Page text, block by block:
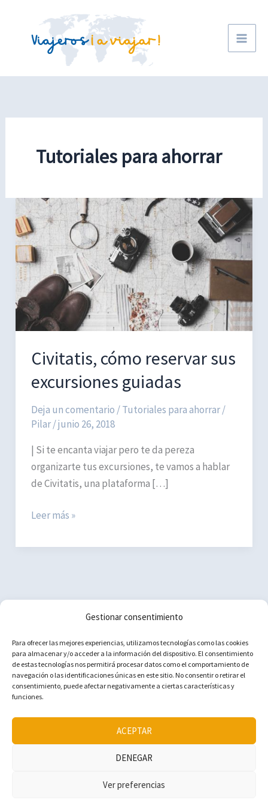
Gestionar consentimiento
Para ofrecer las mejores experiencias, utilizamos tecnologías como las cookies
para almacenar y/o acceder a la información del dispositivo. El consentimiento
de estas tecnologías nos permitirá procesar datos como el comportamiento de
navegación o las identificaciones únicas en este sitio. No consentir o retirar el
consentimiento, puede afectar negativamente a ciertas características y
funciones.
ACEPTAR
DENEGAR
Ver preferencias
contenido
Tutoriales para ahorrar
Civitatis, cómo reservar sus
excursiones guiadas
Deja un comentario /Tutoriales para ahorrar/
Pilar/junio 26, 2018
| Si te encanta viajar pero te da pereza
organizarte tus excursiones, te vamos a hablar
de Civitatis, una plataforma […]
Civitatis,
reservar
guiadas
Leer más »
Política de cookies (UE)
Aviso Legal
Política de privacidad
Copyright © 2015-2025 Viajeros ¡a viajar!